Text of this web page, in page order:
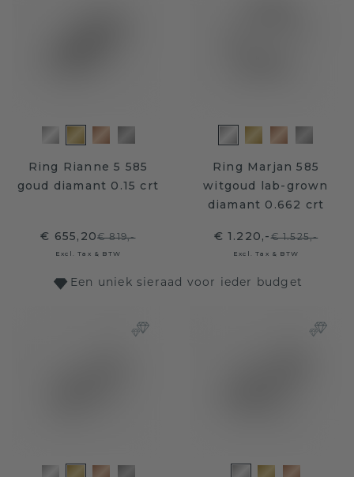
Ring Rianne 5 585
goud diamant 0.15 crt
€ 655,20€ 819,-
Excl. Tax & BTW
Ring Marjan 585
witgoud lab-grown
diamant 0.662 crt
€ 1.220,-€ 1.525,-
Excl. Tax & BTW
Een uniek sieraad voor ieder budget